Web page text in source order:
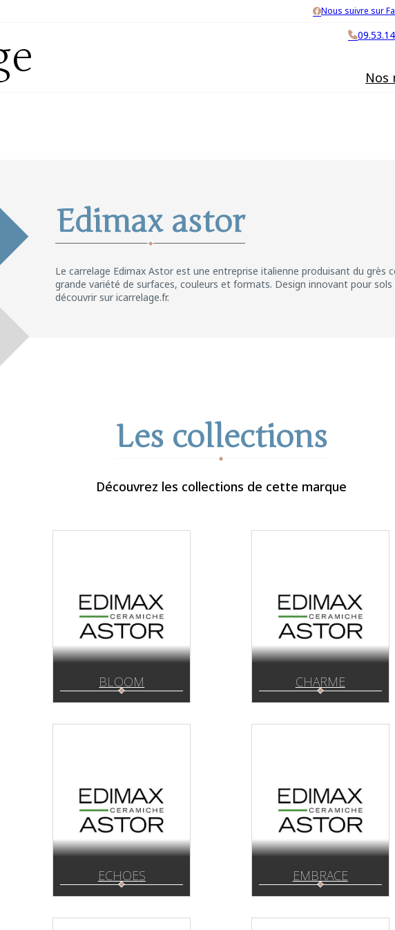
Nous suivre sur
Nos
Edimax astor
Le carrelage Edimax Astor est une entreprise italienne produisant du grès
grande variété de surfaces, couleurs et formats. Design innovant pour
découvrir sur icarrelage.fr.
Les collections
Découvrez les collections de cette marque
BLOOM CHARME
ECHOES EMBRACE